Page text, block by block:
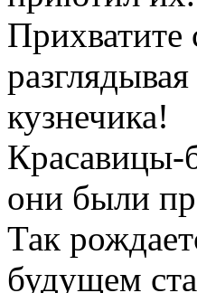
Прихватите
кузнечика!
Красавицы-
они были
Так
будущем